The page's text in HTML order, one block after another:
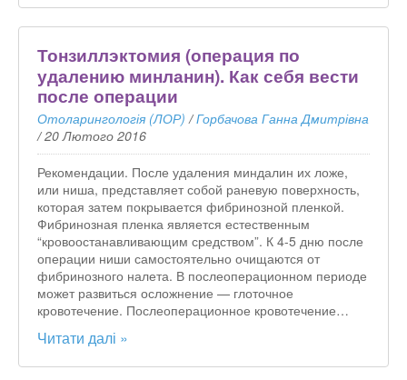
Тонзиллэктомия (операция по
удалению минланин). Как себя вести
после операции
Отоларингологія (ЛОР) /Горбачова Ганна Дмитрівна
/20 Лютого 2016
Рекомендации. После удаления миндалин их ложе,
или ниша, представляет собой раневую поверхность,
которая затем покрывается фибринозной пленкой.
Фибринозная пленка является естественным
“кровоостанавливающим средством”. К 4-5 дню после
операции ниши самостоятельно очищаются от
фибринозного налета. В послеоперационном периоде
может развиться осложнение — глоточное
кровотечение. Послеоперационное кровотечение…
Читати далі »